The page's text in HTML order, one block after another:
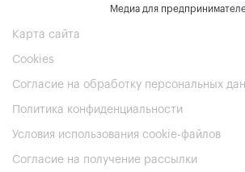
Медиа для
Карта сайта
Cookies
Согласие на обработку персональных
Политика конфиденциальности
Условия использования cookie-файлов
Согласие на получение рассылки